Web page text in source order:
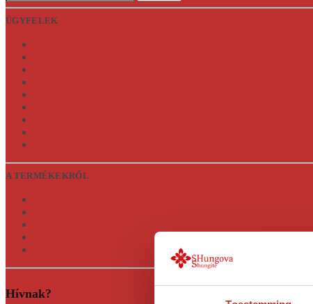
ÜGYFELEK
A TERMÉKEKRŐL
Hívnak?